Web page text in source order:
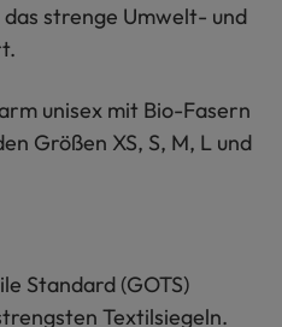
strenge Umwelt- und
unisex mit Bio-Fasern
Größen XS, S, M, L und
Standard (GOTS)
Textilsiegeln.